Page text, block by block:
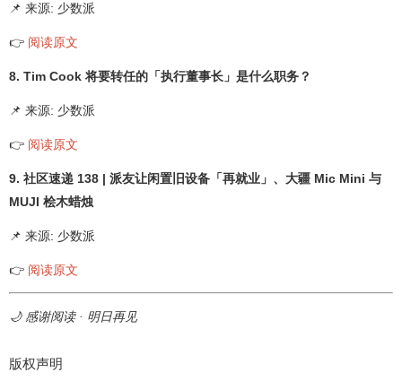
📌 来源: 少数派
👉 阅读原文
8. Tim Cook 将要转任的「执行董事长」是什么职务？
📌 来源: 少数派
👉 阅读原文
9. 社区速递 138 | 派友让闲置旧设备「再就业」、大疆 Mic Mini 与
MUJI 桧木蜡烛
📌 来源: 少数派
👉 阅读原文
🌙 感谢阅读 · 明日再见
版权声明